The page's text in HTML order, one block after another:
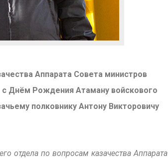
Аппарата Совета министров
Днём Рождения Атаману войскового
полковнику Антону Викторовичу
отдела по вопросам казачества Аппарата